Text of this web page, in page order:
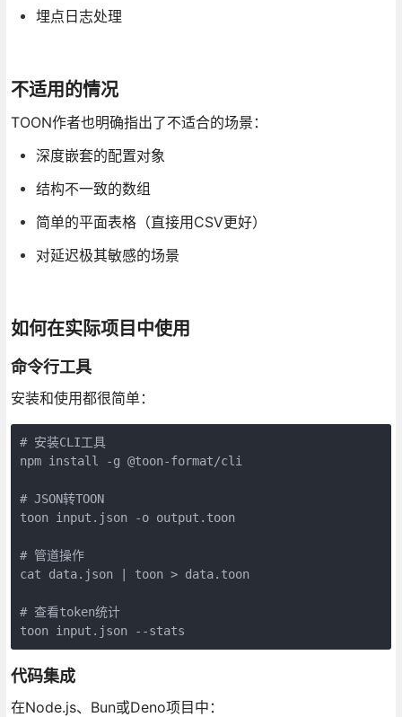
埋点日志处理
不适用的情况
TOON作者也明确指出了不适合的场景：
深度嵌套的配置对象
结构不一致的数组
简单的平面表格（直接用CSV更好）
对延迟极其敏感的场景
如何在实际项目中使用
命令行工具
安装和使用都很简单：
# 安装CLI工具
npm install -g @toon-format/cli
# JSON转TOON
toon input.json -o output.toon
# 管道操作
cat data.json | toon > data.toon
# 查看token统计
toon input.json --stats
代码集成
在Node.js、Bun或Deno项目中：